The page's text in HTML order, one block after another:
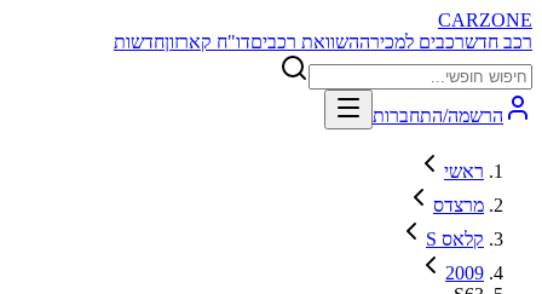
CARZONE
רכב חדשרכבים למכירההשוואת רכביםדו"ח קארזוןחדשות
הרשמה/התחברות
ראשי
מרצדס
S קלאס
2009